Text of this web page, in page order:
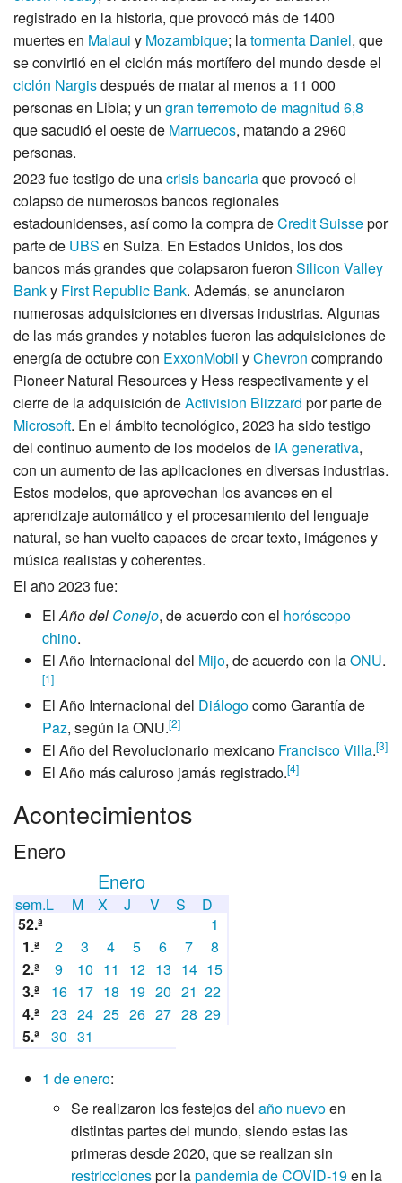
registrado en la historia, que provocó más de 1400
muertes en Malaui y Mozambique; latormenta Daniel, que
se convirtió en el ciclón más mortífero del mundo desde el
ciclón Nargisdespués de matar al menos a 11 000
personas en Libia; y un gran terremoto de magnitud 6,8
que sacudió el oeste de Marruecos, matando a 2960
personas.
2023 fue testigo de unacrisis bancariaque provocó el
colapso de numerosos bancos regionales
estadounidenses, así como la compra deCredit Suissepor
parte de UBS en Suiza. En Estados Unidos, los dos
bancos más grandes que colapsaron fueron Silicon Valley
Banky First Republic Bank. Además, se anunciaron
numerosas adquisiciones en diversas industrias. Algunas
de las más grandes y notables fueron las adquisiciones de
energía de octubre con ExxonMobil yChevron comprando
Pioneer Natural Resources y Hess respectivamente y el
cierre de la adquisición deActivision Blizzard por parte de
Microsoft. En el ámbito tecnológico, 2023 ha sido testigo
del continuo aumento de los modelos de IA generativa,
con un aumento de las aplicaciones en diversas industrias.
Estos modelos, que aprovechan los avances en el
aprendizaje automático y el procesamiento del lenguaje
natural, se han vuelto capaces de crear texto, imágenes y
música realistas y coherentes.
El año 2023 fue:
ElAño del Conejo, de acuerdo con el horóscopo
chino.
El Año Internacional del Mijo, de acuerdo con laONU.
[1]
El Año Internacional del Diálogocomo Garantía de
Paz, según la ONU.[2]
El Año del Revolucionario mexicano Francisco Villa.[3]
El Año más caluroso jamás registrado.[4]
Acontecimientos
Enero
Enero
sem.L M X J V S
D
52.ª
1
1.ª
2 3 4 5 6 7
8
2.ª
9 10 11 12 13 14 15
3.ª
16 17 18 19 20 21 22
4.ª 23 24 25 26 27 28 29
5.ª 30 31
1 de enero:
Se realizaron los festejos del año nuevoen
distintas partes del mundo, siendo estas las
primeras desde 2020, que se realizan sin
restriccionespor lapandemia de COVID-19en la